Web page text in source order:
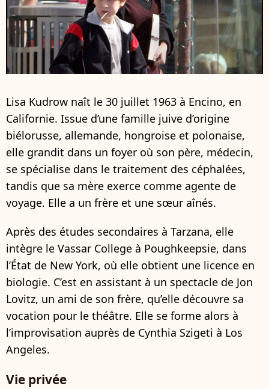
Lisa Kudrow naît le 30 juillet 1963 à Encino, en
Californie. Issue d’une famille juive d’origine
biélorusse, allemande, hongroise et polonaise,
elle grandit dans un foyer où son père, médecin,
se spécialise dans le traitement des céphalées,
tandis que sa mère exerce comme agente de
voyage. Elle a un frère et une sœur aînés.
Après des études secondaires à Tarzana, elle
intègre le Vassar College à Poughkeepsie, dans
l’État de New York, où elle obtient une licence en
biologie. C’est en assistant à un spectacle de Jon
Lovitz, un ami de son frère, qu’elle découvre sa
vocation pour le théâtre. Elle se forme alors à
l’improvisation auprès de Cynthia Szigeti à Los
Angeles.
Vie privée